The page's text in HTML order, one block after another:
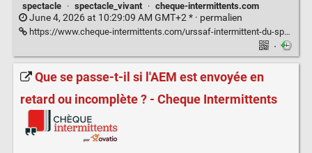
spectacle
· spectacle_vivant · cheque-intermittents.com
June 4, 2026 at 10:29:09 AM GMT+2 * · permalien
https://www.cheque-intermittents.com/urssaf-intermittent-du-spectacle/
·
Que se passe-t-il si l'AEM est envoyée en
retard ou incomplète ? - Cheque Intermittents